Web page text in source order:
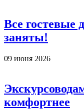
Все гостевые
заняты!
09 июня 2026
комфортнее